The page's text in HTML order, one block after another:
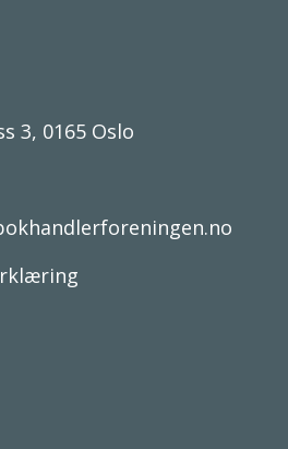
3, 0165 Oslo